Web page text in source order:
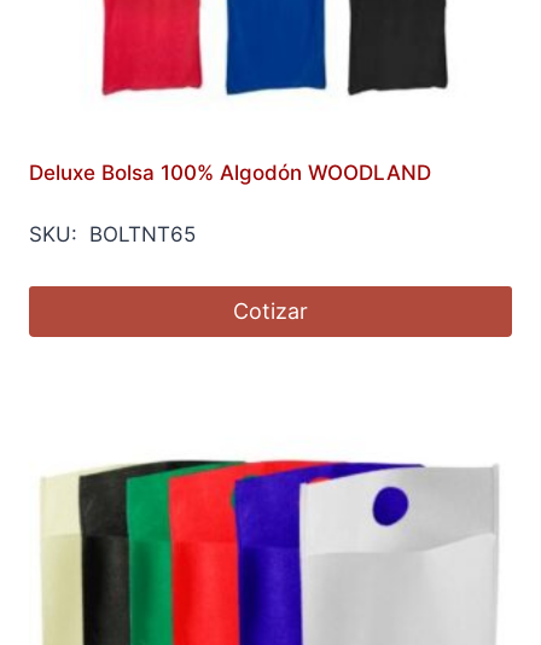
Deluxe Bolsa 100% Algodón WOODLAND
SKU: BOLTNT65
Cotizar